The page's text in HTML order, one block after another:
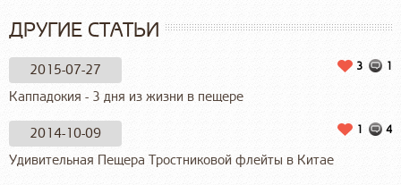
ДРУГИЕ СТАТЬИ
2015-07-27 1
3
Каппадокия - 3 дня из жизни в пещере
2014-10-09 4
1
Удивительная Пещера Тростниковой флейты в Китае